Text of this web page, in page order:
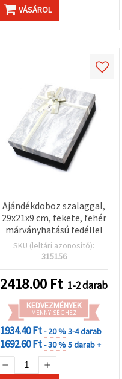
VÁSÁROL
Ajándékdoboz szalaggal,
29x21x9 cm, fekete, fehér
márványhatású fedéllel
SKU (leltári azonosító):
315156
2418.00 Ft 1-2 darab
KEDVEZMÉNYEK
MENNYISÉGHEZ
1934.40 Ft- 20 %3-4 darab
1692.60 Ft- 30 %5 darab +